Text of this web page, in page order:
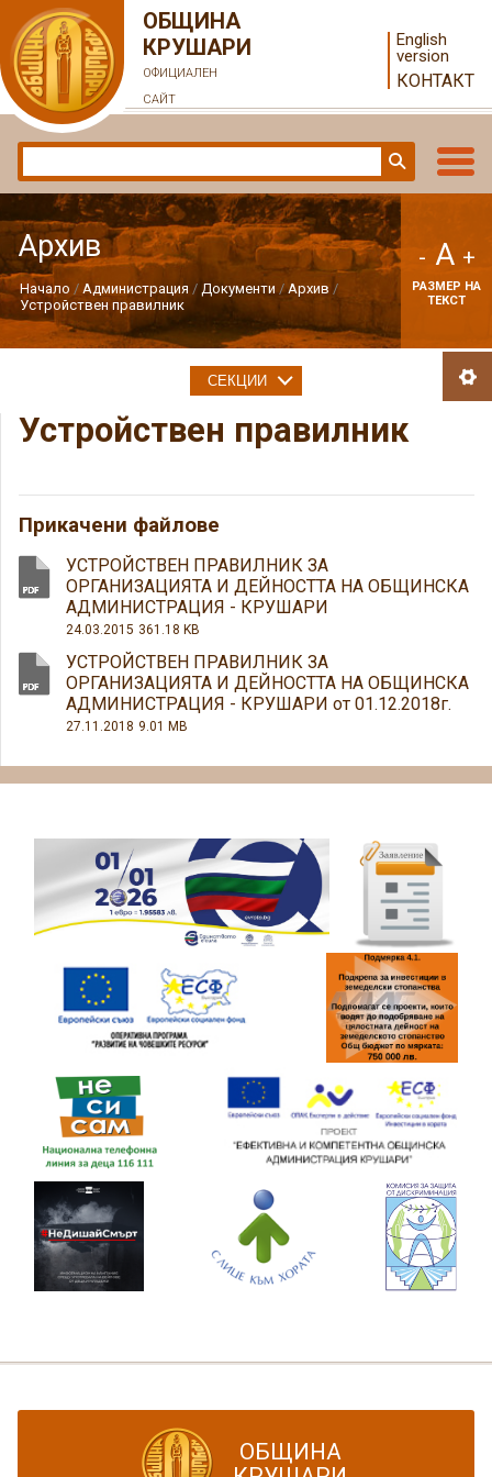
ОБЩИНА
КРУШАРИ
ОФИЦИАЛЕН
САЙТ
English
version
КОНТАКТ
Архив
Начало Администрация Документи
Архив
Устройствен правилник
- A +
РАЗМЕР НА
ТЕКСТ
Устройствен правилник
Прикачени файлове
УСТРОЙСТВЕН ПРАВИЛНИК ЗА
ОРГАНИЗАЦИЯТА И ДЕЙНОСТТА НА ОБЩИНСКА
АДМИНИСТРАЦИЯ - КРУШАРИ
24.03.2015 361.18 KB
УСТРОЙСТВЕН ПРАВИЛНИК ЗА
ОРГАНИЗАЦИЯТА И ДЕЙНОСТТА НА ОБЩИНСКА
АДМИНИСТРАЦИЯ - КРУШАРИ от 01.12.2018г.
27.11.2018 9.01 MB
СЕКЦИИ
ОБЩИНА